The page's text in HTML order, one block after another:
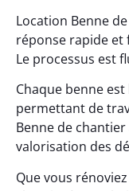
Location Benne
réponse rapide et
Le processus est
Chaque benne est
permettant de
Benne de
valorisation des
Que vous